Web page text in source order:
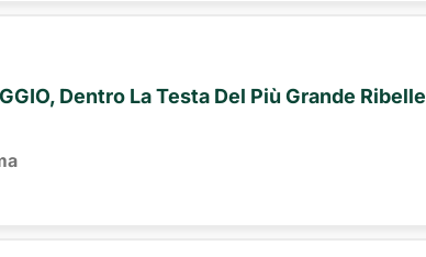
Dentro La Testa Del Più Grande Ribelle